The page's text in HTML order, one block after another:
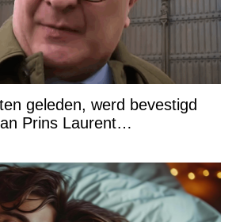
geleden, werd bevestigd
Prins Laurent…